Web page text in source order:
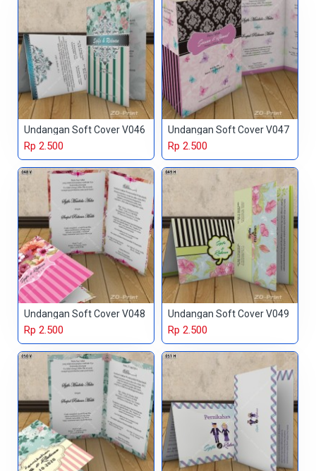
Undangan Soft Cover V046
Rp 2.500
Undangan Soft Cover V047
Rp 2.500
Undangan Soft Cover V048
Rp 2.500
Undangan Soft Cover V049
Rp 2.500